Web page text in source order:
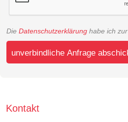
Die Datenschutzerklärung habe ich
unverbindliche Anfrage
Kontakt